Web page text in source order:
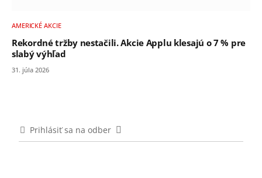
AMERICKÉ AKCIE
Rekordné tržby nestačili. Akcie Applu klesajú o 7 % pre
slabý výhľad
31. júla 2026
Prihlásiť sa na odber